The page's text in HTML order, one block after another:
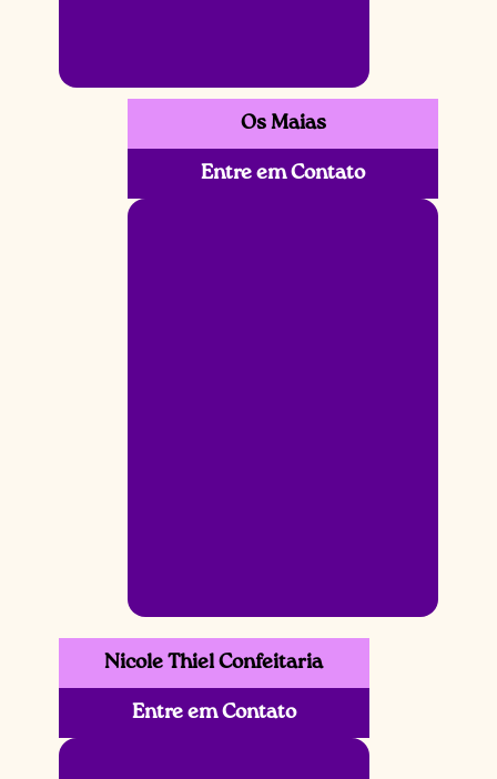
Os Maias
Entre em Contato
Nicole Thiel Confeitaria
Entre em Contato